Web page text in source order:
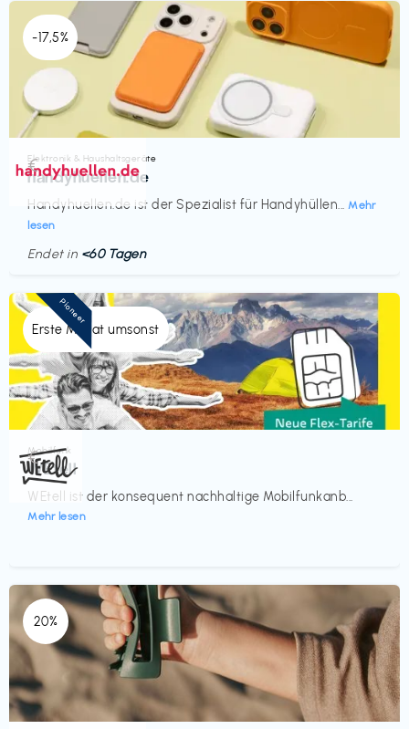
-17,5%
Elektronik & Haushaltsgeräte
handyhuellen.de
Handyhuellen.de ist der Spezialist für Handyhüllen... Mehr
lesen
€‎
Endet in <60 Tagen
Erste Monat umsonst
Mobilfunk
WEtell
WEtell ist der konsequent nachhaltige Mobilfunkanb...
Mehr lesen
€‎
Pioneer
20%